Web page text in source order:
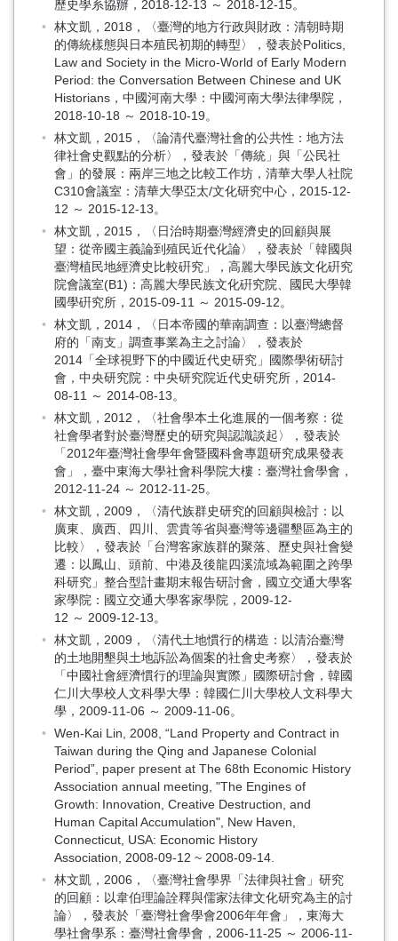
歷史學系協辦，2018-12-13 ～ 2018-12-15。
林文凱，2018，〈臺灣的地方行政與財政：清朝時期
的傳統樣態與日本殖民初期的轉型〉，發表於Politics,
Law and Society in the Micro-World of Early Modern
Period: the Conversation Between Chinese and UK
Historians，中國河南大學：中國河南大學法律學院，
2018-10-18 ～ 2018-10-19。
林文凱，2015，〈論清代臺灣社會的公共性：地方法
律社會史觀點的分析〉，發表於「傳統」與「公民社
會」的發展：兩岸三地之比較工作坊，清華大學人社院
C310會議室：清華大學亞太/文化研究中心，2015-12-
12 ～ 2015-12-13。
林文凱，2015，〈日治時期臺灣經濟史的回顧與展
望：從帝國主義論到殖民近代化論〉，發表於「韓國與
臺灣植民地經濟史比較硏究」，高麗大學民族文化硏究
院會議室(B1)：高麗大學民族文化硏究院、國民大學韓
國學硏究所，2015-09-11 ～ 2015-09-12。
林文凱，2014，〈日本帝國的華南調查：以臺灣總督
府的「南支」調查事業為主之討論〉，發表於
2014「全球視野下的中國近代史研究」國際學術研討
會，中央研究院：中央研究院近代史研究所，2014-
08-11 ～ 2014-08-13。
林文凱，2012，〈社會學本土化進展的一個考察：從
社會學者對於臺灣歷史的研究與認識談起〉，發表於
「2012年臺灣社會學年會暨國科會專題研究成果發表
會」，臺中東海大學社會科學院大樓：臺灣社會學會，
2012-11-24 ～ 2012-11-25。
林文凱，2009，〈清代族群史研究的回顧與檢討：以
廣東、廣西、四川、雲貴等省與臺灣等邊疆墾區為主的
比較〉，發表於「台灣客家族群的聚落、歷史與社會變
遷：以鳳山、頭前、中港及後龍四溪流域為範圍之跨學
科研究」整合型計畫期末報告研討會，國立交通大學客
家學院：國立交通大學客家學院，2009-12-
12 ～ 2009-12-13。
林文凱，2009，〈清代土地慣行的構造：以清治臺灣
的土地開墾與土地訴訟為個案的社會史考察〉，發表於
「中國社會經濟慣行的理論與實際」國際研討會，韓國
仁川大學校人文科學大學：韓國仁川大學校人文科學大
學，2009-11-06 ～ 2009-11-06。
Wen-Kai Lin, 2008, “Land Property and Contract in
Taiwan during the Qing and Japanese Colonial
Period”, paper present at The 68th Economic History
Association annual meeting, "The Engines of
Growth: Innovation, Creative Destruction, and
Human Capital Accumulation", New Haven,
Connecticut, USA: Economic History
Association, 2008-09-12 ~ 2008-09-14.
林文凱，2006，〈臺灣社會學界「法律與社會」研究
的回顧：以韋伯理論詮釋與儒家法律文化研究為主的討
論〉，發表於「臺灣社會學會2006年年會」，東海大
學社會學系：臺灣社會學會，2006-11-25 ～ 2006-11-